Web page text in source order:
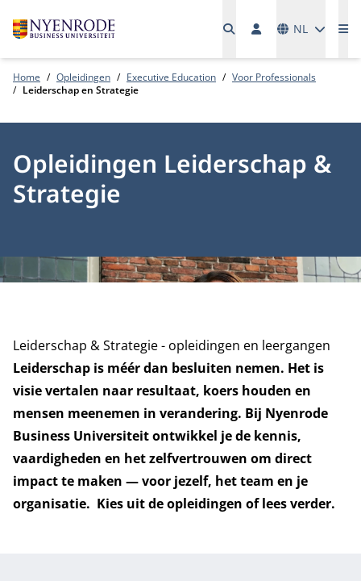
NL
Home Opleidingen Executive Education
Voor Professionals
Leiderschap en Strategie
Opleidingen Leiderschap &
Strategie
Leiderschap & Strategie - opleidingen en leergangen
Leiderschap is méér dan besluiten nemen. Het is
visie vertalen naar resultaat, koers houden en
mensen meenemen in verandering. Bij Nyenrode
Business Universiteit ontwikkel je de kennis,
vaardigheden en het zelfvertrouwen om direct
impact te maken — voor jezelf, het team en je
organisatie. Kies uit de opleidingen of lees verder.